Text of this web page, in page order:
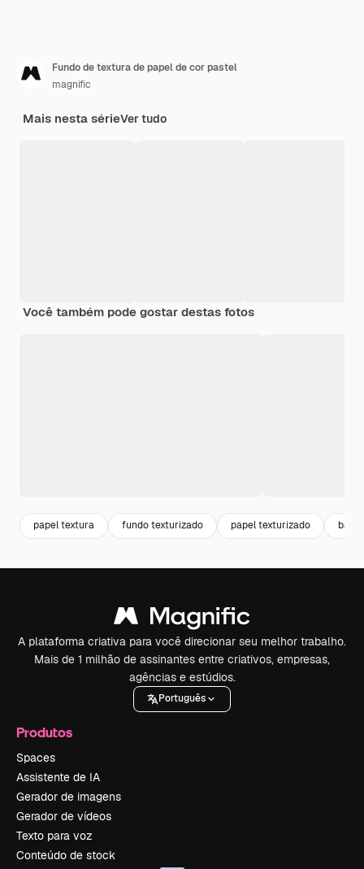
Fundo de textura de papel de cor pastel
magnific
Mais nesta sérieVer tudo
Você também pode gostar destas fotos
papel textura fundo texturizado papel texturizado
A plataforma criativa para você direcionar seu melhor trabalho.
Mais de 1 milhão de assinantes entre criativos, empresas,
agências e estúdios.
Português
Produtos
Spaces
Assistente de IA
Gerador de imagens
Gerador de vídeos
Texto para voz
Conteúdo de stock